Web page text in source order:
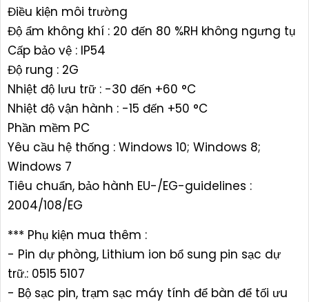
Điều kiện môi trường
Độ ẩm không khí : 20 đến 80 %RH không ngưng tụ
Cấp bảo vệ : IP54
Độ rung : 2G
Nhiệt độ lưu trữ : -30 đến +60 °C
Nhiệt độ vận hành : -15 đến +50 °C
Phần mềm PC
Yêu cầu hệ thống : Windows 10; Windows 8;
Windows 7
Tiêu chuẩn, bảo hành EU-/EG-guidelines :
2004/108/EG
*** Phụ kiện mua thêm :
- Pin dự phòng, Lithium ion bổ sung pin sạc dự
trữ.: 0515 5107
- Bộ sạc pin, trạm sạc máy tính để bàn để tối ưu